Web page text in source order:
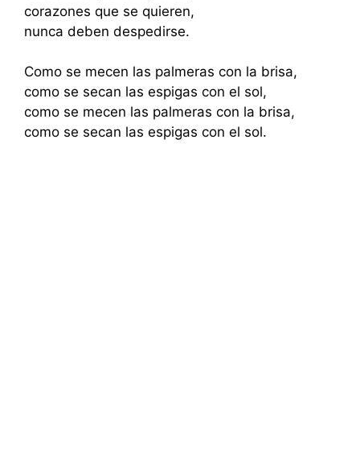
corazones que se quieren,
nunca deben despedirse.
Como se mecen las palmeras con la brisa,
como se secan las espigas con el sol,
como se mecen las palmeras con la brisa,
como se secan las espigas con el sol.